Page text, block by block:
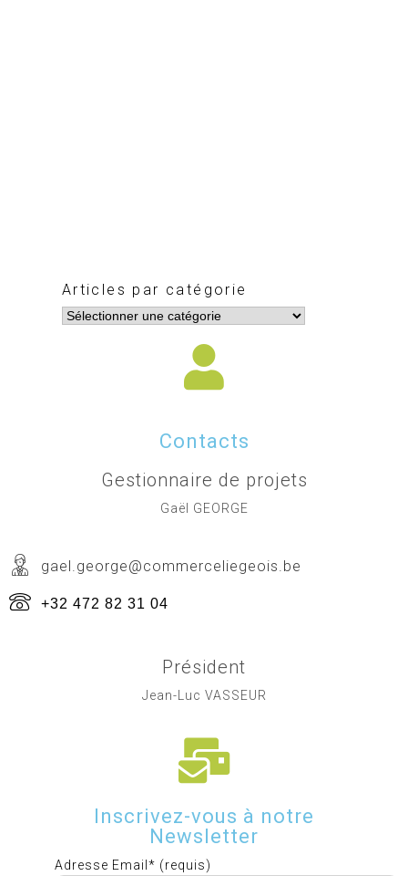
Articles par catégorie
Contacts
Gestionnaire de projets
Gaël GEORGE
gael.george@commerceliegeois.be
+32 472 82 31 04
Président
Jean-Luc VASSEUR
Inscrivez-vous à notre
Newsletter
Adresse Email* (requis)